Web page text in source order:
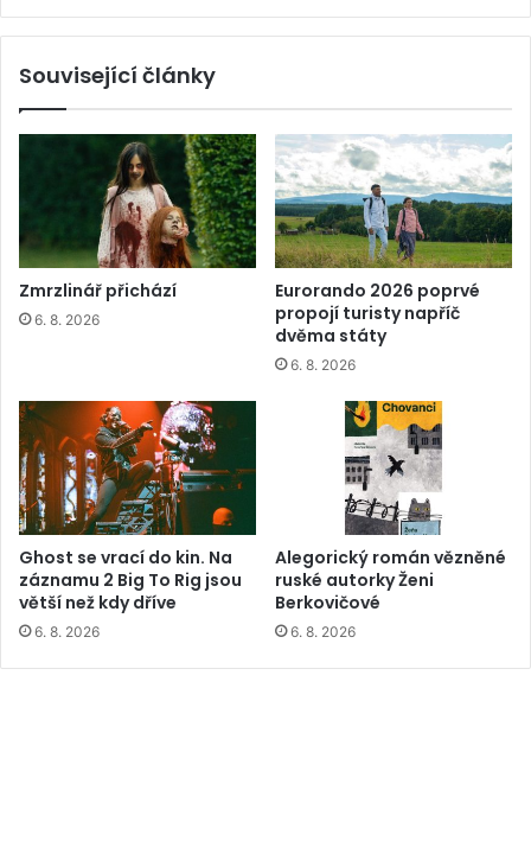
Související články
Zmrzlinář přichází
6. 8. 2026
Eurorando 2026 poprvé
propojí turisty napříč
dvěma státy
6. 8. 2026
Ghost se vrací do kin. Na
záznamu 2 Big To Rig jsou
větší než kdy dříve
6. 8. 2026
Alegorický román vězněné
ruské autorky Ženi
Berkovičové
6. 8. 2026